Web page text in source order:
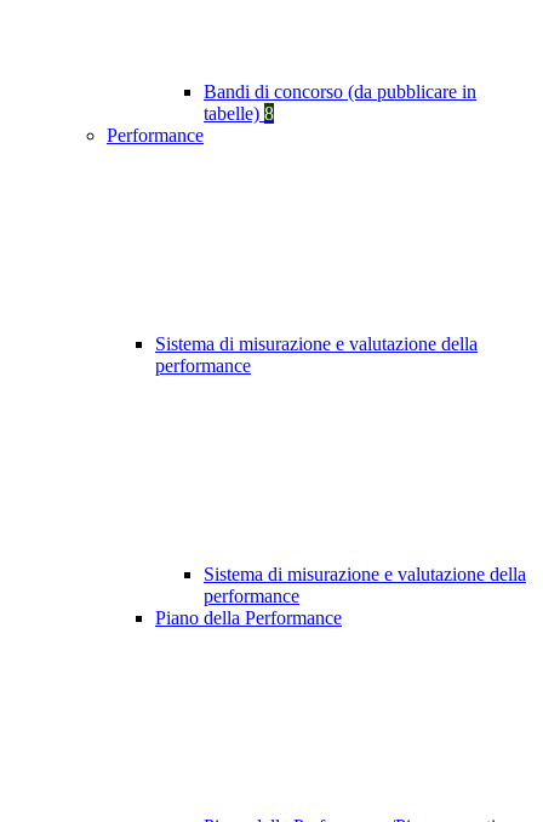
Bandi di concorso (da pubblicare in
tabelle) 8
Performance
Sistema di misurazione e valutazione della
performance
Sistema di misurazione e valutazione della
performance
Piano della Performance